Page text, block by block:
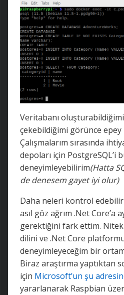
Veritabanı
çekebildiğimi görünce
Çalışmalarım sırasında
depoları için PostgreSQL’i
deneyimleyebilirim(Hatta
de denesem gayet iyi olur)
Daha neleri kontrol
asıl göz ağrım .Net Core’a
gerektiğini fark ettim.
dilini ve .Net Core
deneyimleyeceğim bir
Biraz araştırma yaptıktan
için Microsoft’un şu
yararlanarak Raspbian